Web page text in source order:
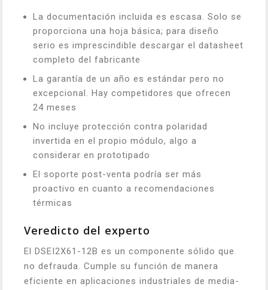
La documentación incluida es escasa. Solo se
proporciona una hoja básica; para diseño
serio es imprescindible descargar el datasheet
completo del fabricante
La garantía de un año es estándar pero no
excepcional. Hay competidores que ofrecen
24 meses
No incluye protección contra polaridad
invertida en el propio módulo, algo a
considerar en prototipado
El soporte post-venta podría ser más
proactivo en cuanto a recomendaciones
térmicas
Veredicto del experto
El DSEI2X61-12B es un componente sólido que
no defrauda. Cumple su función de manera
eficiente en aplicaciones industriales de media-